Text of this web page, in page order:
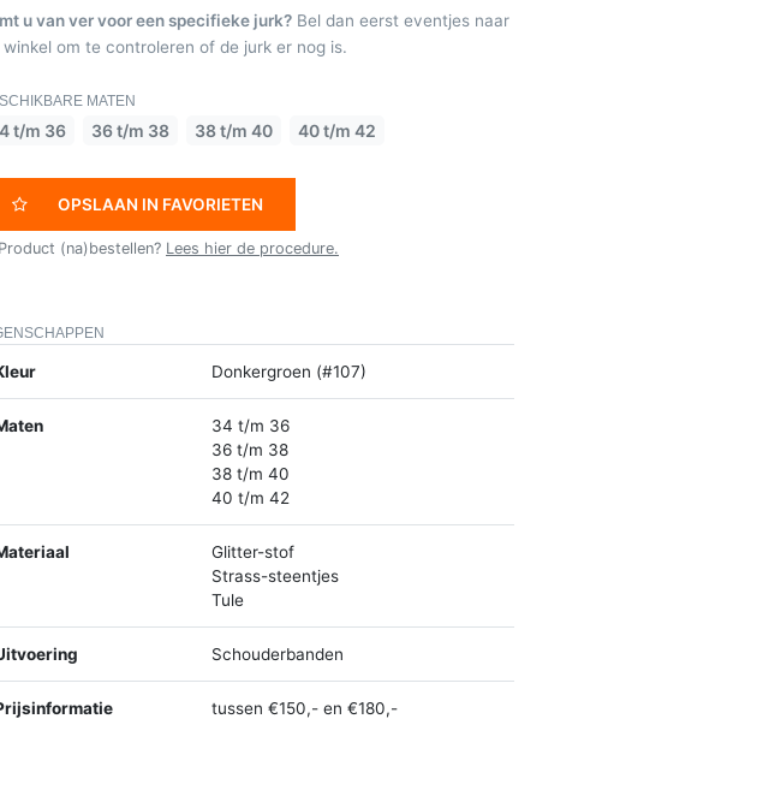
u van ver voor een specifieke jurk? Bel dan eerst eventjes naar
winkel om te controleren of de jurk er nog is.
MATEN
t/m 36 36 t/m 38 38 t/m 40 40 t/m 42
OPSLAAN IN FAVORIETEN
Product (na)bestellen? Lees hier de procedure.
Donkergroen (#107)
34 t/m 36
36 t/m 38
38 t/m 40
40 t/m 42
Glitter-stof
Strass-steentjes
Tule
Schouderbanden
tussen €150,- en €180,-